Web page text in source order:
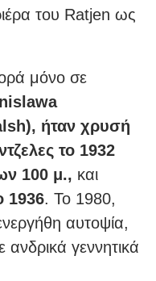
του Ratjen ως
μόνο σε
ήταν χρυσή
το 1932
100 μ., και
1936. Το 1980,
αυτοψία,
ανδρικά γεννητικά